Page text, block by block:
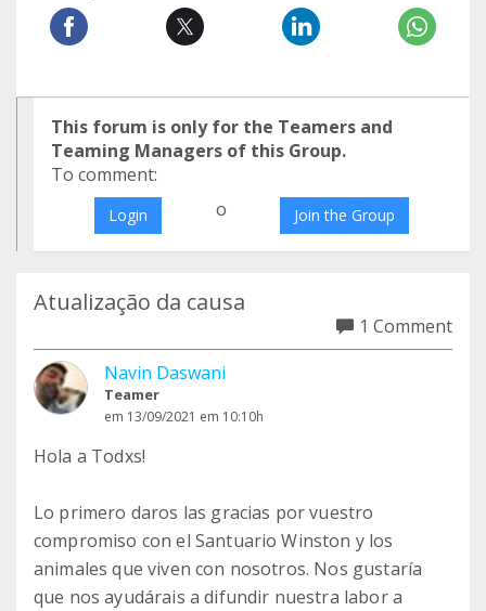
This forum is only for the Teamers and
Teaming Managers of this Group.
To comment:
Login o Join the Group
Atualização da causa
1 Comment
Navin Daswani
Teamer
em 13/09/2021 em 10:10h
Hola a Todxs!
Lo primero daros las gracias por vuestro
compromiso con el Santuario Winston y los
animales que viven con nosotros. Nos gustaría
que nos ayudárais a difundir nuestra labor a